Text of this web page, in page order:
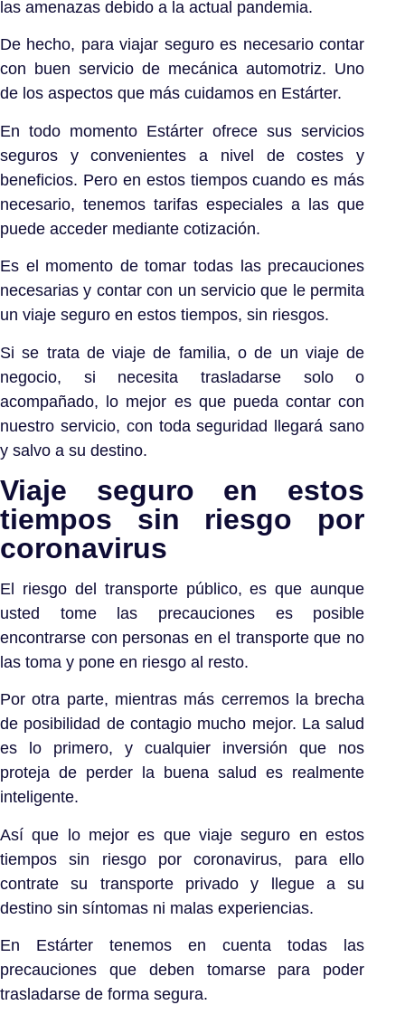
las amenazas debido a la actual pandemia.
De hecho, para viajar seguro es necesario contar
con buen servicio de mecánica automotriz. Uno
de los aspectos que más cuidamos en Estárter.
En todo momento Estárter ofrece sus servicios
seguros y convenientes a nivel de costes y
beneficios. Pero en estos tiempos cuando es más
necesario, tenemos tarifas especiales a las que
puede acceder mediante cotización.
Es el momento de tomar todas las precauciones
necesarias y contar con un servicio que le permita
un viaje seguro en estos tiempos, sin riesgos.
Si se trata de viaje de familia, o de un viaje de
negocio, si necesita trasladarse solo o
acompañado, lo mejor es que pueda contar con
nuestro servicio, con toda seguridad llegará sano
y salvo a su destino.
Viaje seguro en estos
tiempos sin riesgo por
coronavirus
El riesgo del transporte público, es que aunque
usted tome las precauciones es posible
encontrarse con personas en el transporte que no
las toma y pone en riesgo al resto.
Por otra parte, mientras más cerremos la brecha
de posibilidad de contagio mucho mejor. La salud
es lo primero, y cualquier inversión que nos
proteja de perder la buena salud es realmente
inteligente.
Así que lo mejor es que viaje seguro en estos
tiempos sin riesgo por coronavirus, para ello
contrate su transporte privado y llegue a su
destino sin síntomas ni malas experiencias.
En Estárter tenemos en cuenta todas las
precauciones que deben tomarse para poder
trasladarse de forma segura.